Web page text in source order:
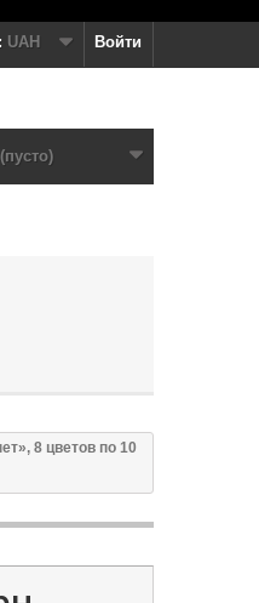
Войти
UAH
(пусто)
8 цветов по 10